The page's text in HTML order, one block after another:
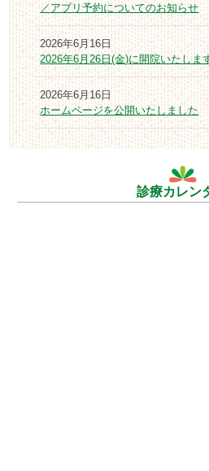
／アプリ予約についてのお知らせ
2026年6月16日
2026年6月26日(金)に開院いたしま
2026年6月16日
ホームページを公開いたしました
診療カレン